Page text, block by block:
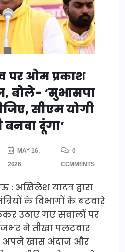
पर ओम प्रकाश
बोले- ‘सुभासपा
सीएम योगी
दूंगा’
MAY 16,
2026
0
COMMENTS
अखिलेश यादव द्वारा
के विभागों के बंटवारे
उठाए गए सवालों पर
ने तीखा पलटवार
अपने खास अंदाज और